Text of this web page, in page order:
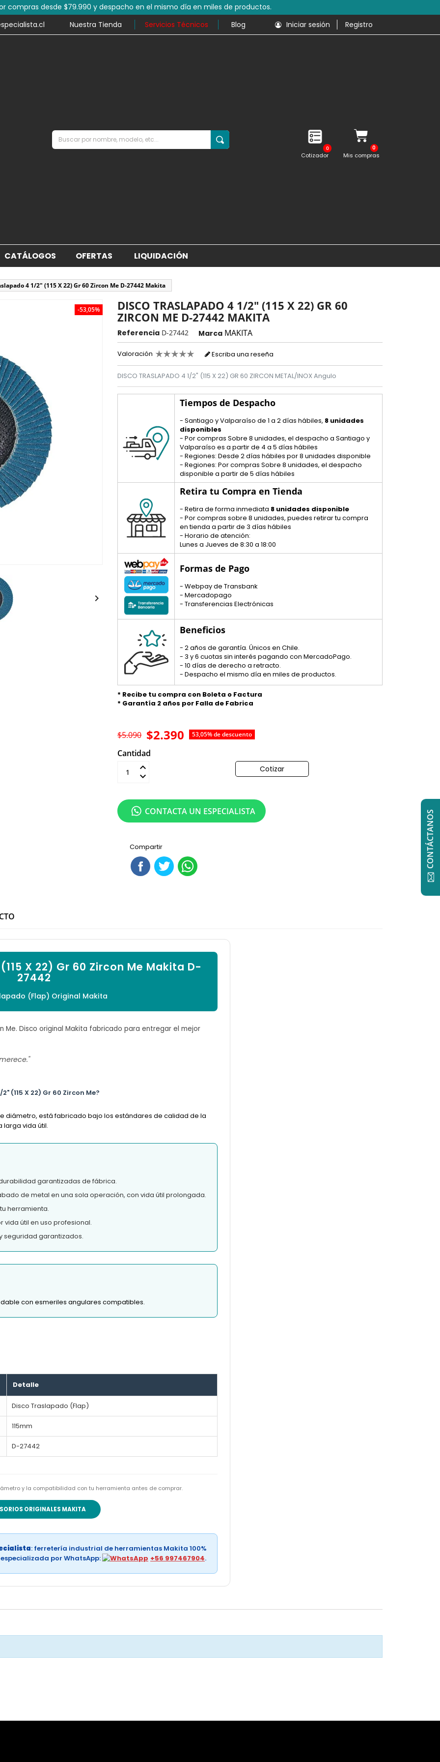
compras desde $79.990 y despacho en el mismo día en miles de productos.
Nuestra Tienda Servicios Técnicos Blog Iniciar sesión Registro
0
Cotizador Mis compras
CATÁLOGOS OFERTAS LIQUIDACIÓN
4 1/2" (115 X 22) Gr 60 Zircon Me D-27442 Makita
-53,05%

DISCO TRASLAPADO 4 1/2" (115 X 22) GR 60
ZIRCON ME D-27442 MAKITA
Referencia D-27442 Marca MAKITA
Valoración Escriba una reseña
DISCO TRASLAPADO 4 1/2" (115 X 22) GR 60 ZIRCON METAL/INOX Angulo
Tiempos de Despacho
- Santiago y Valparaíso de 1 a 2 días hábiles, 8 unidades
disponibles
- Por compras Sobre 8 unidades, el despacho a Santiago y
Valparaíso es a partir de 4 a 5 días hábiles
- Regiones: Desde 2 días hábiles por 8 unidades disponible
- Regiones: Por compras Sobre 8 unidades, el despacho
disponible a partir de 5 días hábiles
Retira tu Compra en Tienda
- Retira de forma inmediata 8 unidades disponible
- Por compras sobre 8 unidades, puedes retirar tu compra
en tienda a partir de 3 días hábiles
- Horario de atención:
Lunes a Jueves de 8:30 a 18:00
Formas de Pago
- Webpay de Transbank
- Mercadopago
- Transferencias Electrónicas
Beneficios
- 2 años de garantía. Únicos en Chile.
- 3 y 6 cuotas sin interés pagando con MercadoPago.
- 10 días de derecho a retracto.
- Despacho el mismo día en miles de productos.
* Recibe tu compra con Boleta o Factura
* Garantía 2 años por Falla de Fabrica
$2.390 53,05% de descuento
$5.090
Cantidad
Cotizar
Compartir
CONTACTA UN ESPECIALISTA
X 22) Gr 60 Zircon Me Makita D-
27442
(Flap) Original Makita
Me. Disco original Makita fabricado para entregar el mejor
(115 X 22) Gr 60 Zircon Me?
diámetro, está fabricado bajo los estándares de calidad de la
larga vida útil.
garantizadas de fábrica.
de metal en una sola operación, con vida útil prolongada.
herramienta.
vida útil en uso profesional.
seguridad garantizados.
con esmeriles angulares compatibles.
Detalle
Disco Traslapado (Flap)
115mm
D-27442
y la compatibilidad con tu herramienta antes de comprar.
ORIGINALES MAKITA
: ferretería industrial de herramientas Makita 100%
por WhatsApp:
+56 997467904.
CONTÁCTANOS